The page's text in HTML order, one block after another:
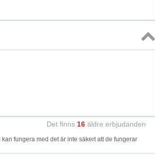
Topp
Det finns 16 äldre erbjudanden
fungera med det är inte säkert att de fungerar